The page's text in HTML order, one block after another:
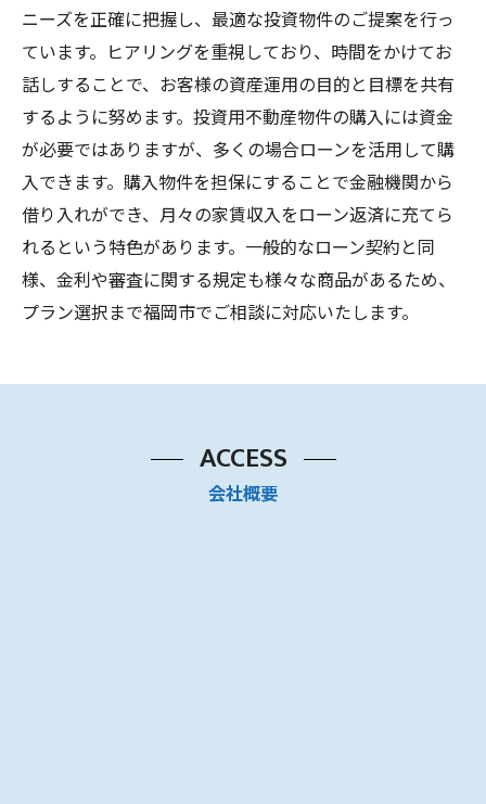
ニーズを正確に把握し、最適な投資物件のご提案を行っ
ています。ヒアリングを重視しており、時間をかけてお
話しすることで、お客様の資産運用の目的と目標を共有
するように努めます。投資用不動産物件の購入には資金
が必要ではありますが、多くの場合ローンを活用して購
入できます。購入物件を担保にすることで金融機関から
借り入れができ、月々の家賃収入をローン返済に充てら
れるという特色があります。一般的なローン契約と同
様、金利や審査に関する規定も様々な商品があるため、
プラン選択まで福岡市でご相談に対応いたします。
会社概要
ACCESS